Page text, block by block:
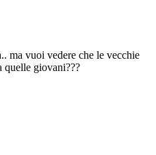
ma vuoi vedere che le vecchie
quelle giovani???